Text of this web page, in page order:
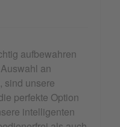
aufbewahren
an
sind unsere
perfekte Option
intelligenten